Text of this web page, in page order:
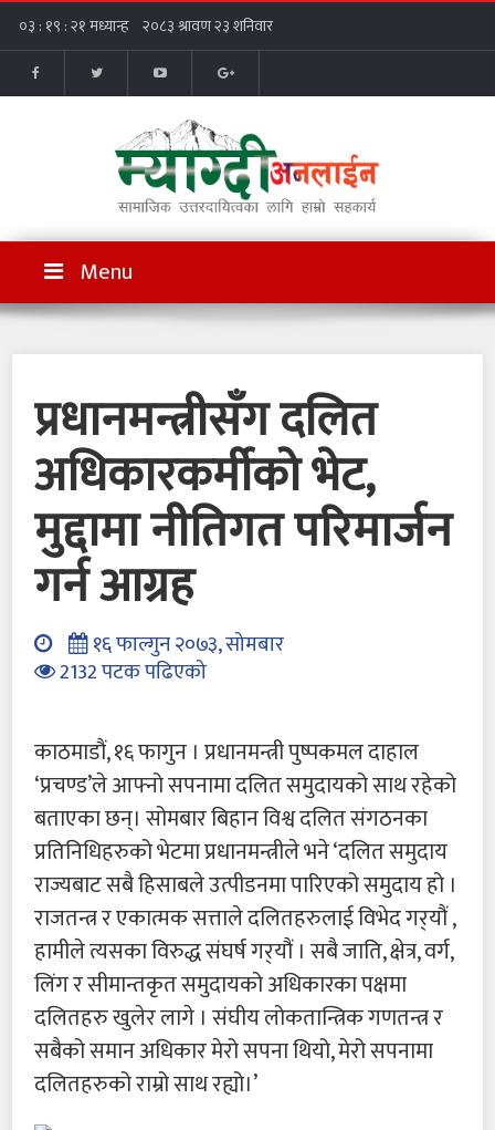
Menu
​प्रधानमन्त्रीसँग दलित
अधिकारकर्मीको भेट,
मुद्दामा नीतिगत परिमार्जन
गर्न आग्रह
१६ फाल्गुन २०७३, सोमबार
2132 पटक पढिएको
काठमाडौं, १६ फागुन । प्रधानमन्त्री पुष्पकमल दाहाल
‘प्रचण्ड’ले आफ्नो सपनामा दलित समुदायको साथ रहेको
बताएका छन्। सोमबार बिहान विश्व दलित संगठनका
प्रतिनिधिहरुको भेटमा प्रधानमन्त्रीले भने ‘दलित समुदाय
राज्यबाट सबै हिसाबले उत्पीडनमा पारिएको समुदाय हो ।
राजतन्त्र र एकात्मक सत्ताले दलितहरुलाई विभेद गर्‌यौं ,
हामीले त्यसका विरुद्ध संघर्ष गर्‌यौं । सबै जाति, क्षेत्र, वर्ग,
लिंग र सीमान्तकृत समुदायको अधिकारका पक्षमा
दलितहरु खुलेर लागे । संघीय लोकतान्त्रिक गणतन्त्र र
सबैको समान अधिकार मेरो सपना थियो, मेरो सपनामा
दलितहरुको राम्रो साथ रह्यो।’